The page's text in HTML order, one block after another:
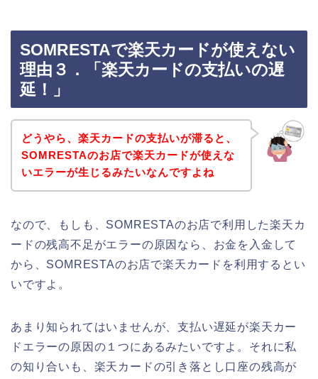
SOMRESTAで楽天カードが使えない
理由３．「楽天カードの支払いの遅
延！」
どうやら、楽天カードの支払いが滞ると、
SOMRESTAのお店で楽天カードが使えな
いエラーが生じるみたいなんですよね
なので、もしも、SOMRESTAのお店で利用した楽天カ
ードの残高不足がエラーの原因なら、お金を入金して
から、SOMRESTAのお店で楽天カードを利用するとい
いですよ。
あまり知られてはいませんが、支払い遅延が楽天カー
ドエラーの原因の１つにあるみたいですよ。それに私
の知り合いも、楽天カードの引き落とし口座の残高が